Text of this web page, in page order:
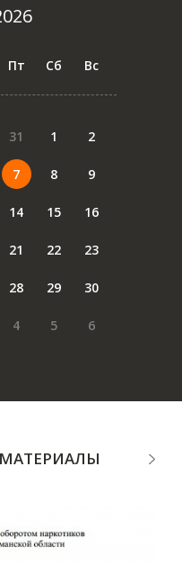
Пт Сб Вс
31 1 2
7 8 9
14 15 16
21 22 23
28 29 30
4 5 6